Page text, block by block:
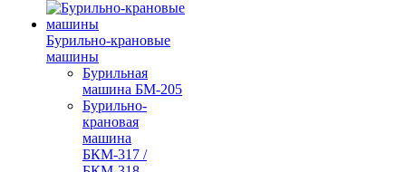
Бурильно-крановые
машины
Бурильная
машина БМ-205
Бурильно-
крановая
машина
БКМ-317 /